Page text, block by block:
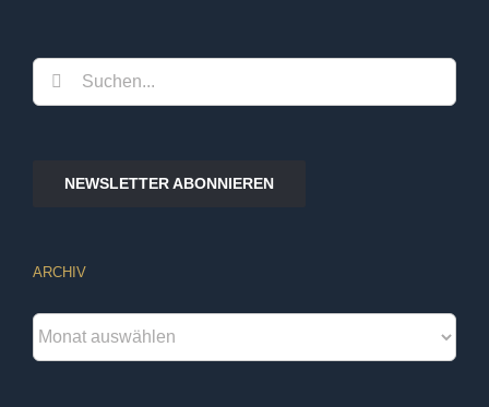
Suche
nach:
NEWSLETTER ABONNIEREN
ARCHIV
Archiv